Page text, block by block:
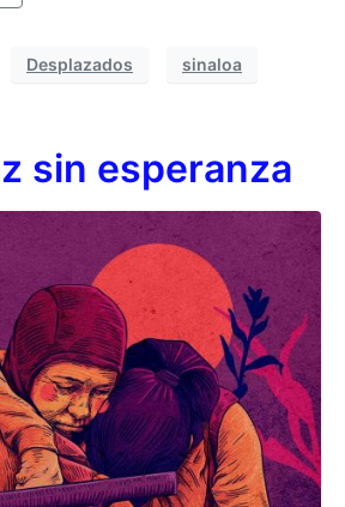
Desplazados sinaloa
sin esperanza